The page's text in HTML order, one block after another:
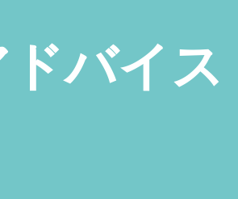
バイス